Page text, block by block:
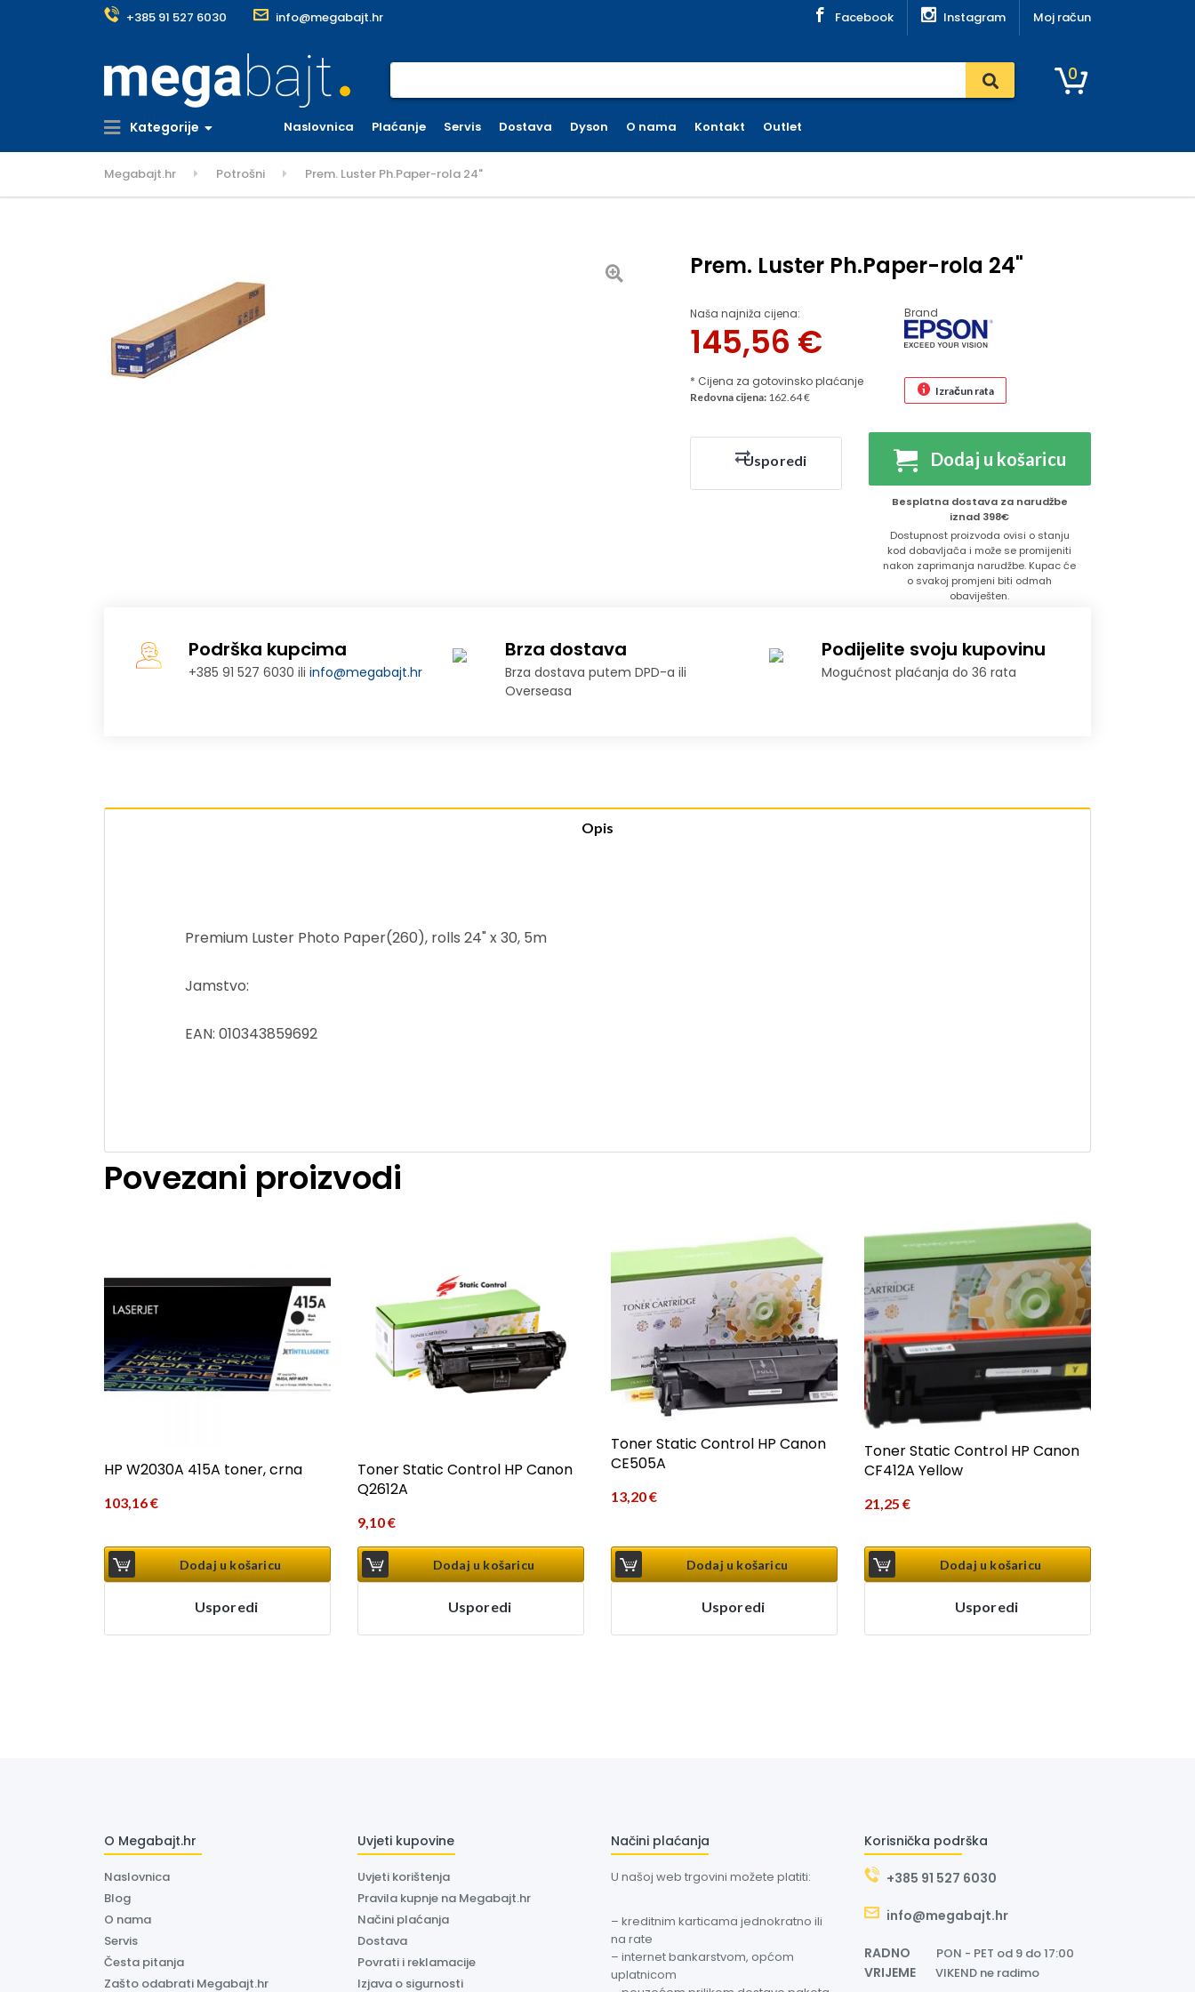
+385 91 527 6030 info@megabajt.hr Facebook Instagram Moj račun
0
Kategorije Naslovnica Plaćanje Servis Dostava Dyson O nama Kontakt Outlet
Megabajt.hr Potrošni Prem. Luster Ph.Paper-rola 24"
Prem. Luster Ph.Paper-rola 24"
Naša najniža cijena:
145,56 €
* Cijena za gotovinsko plaćanje
Brand
Redovna cijena: 162.64 € Izračun rata
Usporedi Dodaj u košaricu
Besplatna dostava za narudžbe
iznad 398€
Dostupnost proizvoda ovisi o stanju
kod dobavljača i može se promijeniti
nakon zaprimanja narudžbe. Kupac će
o svakoj promjeni biti odmah
obaviješten.
Podrška kupcima
+385 91 527 6030 iliinfo@megabajt.hr
Brza dostava
Brza dostava putem DPD-a ili
Overseasa
Podijelite svoju kupovinu
Mogućnost plaćanja do 36 rata
Opis
Premium Luster Photo Paper(260), rolls 24" x 30, 5m
Jamstvo:
EAN: 010343859692
Povezani proizvodi
HP W2030A 415A toner, crna
103,16€
Dodaj u košaricu
Usporedi
Toner Static Control HP Canon
Q2612A
9,10€
Dodaj u košaricu
Usporedi
Toner Static Control HP Canon
CE505A
13,20€
Dodaj u košaricu
Usporedi
Toner Static Control HP Canon
CF412A Yellow
21,25 €
Dodaj u košaricu
Usporedi
O Megabajt.hr
Naslovnica
Blog
O nama
Servis
Česta pitanja
Zašto odabrati Megabajt.hr
Uvjeti kupovine
Uvjeti korištenja
Pravila kupnje na Megabajt.hr
Načini plaćanja
Dostava
Povrati i reklamacije
Izjava o sigurnosti
Načini plaćanja
U našoj web trgovini možete platiti:
– kreditnim karticama jednokratno ili
na rate
– internet bankarstvom, općom
uplatnicom
Korisnička podrška
+385 91 527 6030
info@megabajt.hr
RADNO PON - PET od 9 do 17:00
VRIJEME VIKEND ne radimo